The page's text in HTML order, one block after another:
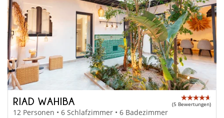
RIAD WAHIBA (5 Bewertungen)
12 Personen • 6 Schlafzimmer • 6 Badezimmer